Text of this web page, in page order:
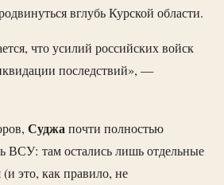
вглубь Курской области.
что усилий российских войск
последствий», —
Суджапочти полностью
ВСУ: там остались лишь отдельные
это, как правило, не